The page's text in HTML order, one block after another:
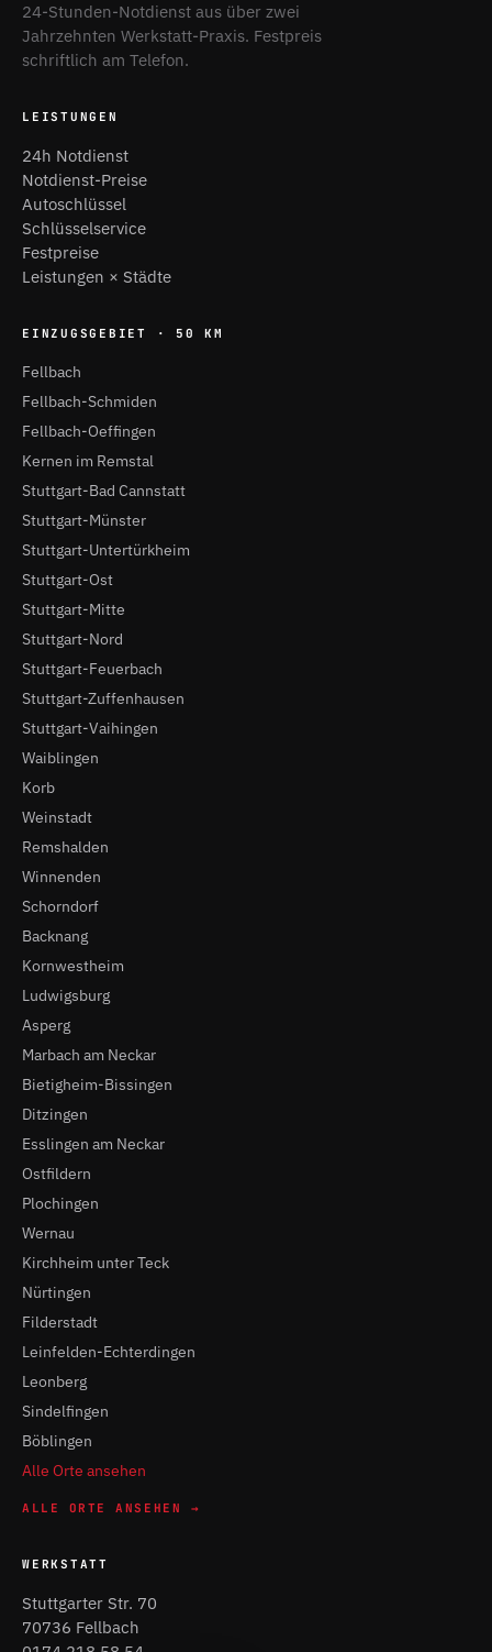
24-Stunden-Notdienst aus über zwei
Jahrzehnten Werkstatt-Praxis. Festpreis
schriftlich am Telefon.
LEISTUNGEN
24h Notdienst
Notdienst-Preise
Autoschlüssel
Schlüsselservice
Festpreise
Leistungen × Städte
EINZUGSGEBIET · 50 KM
Fellbach
Fellbach-Schmiden
Fellbach-Oeffingen
Kernen im Remstal
Stuttgart-Bad Cannstatt
Stuttgart-Münster
Stuttgart-Untertürkheim
Stuttgart-Ost
Stuttgart-Mitte
Stuttgart-Nord
Stuttgart-Feuerbach
Stuttgart-Zuffenhausen
Stuttgart-Vaihingen
Waiblingen
Korb
Weinstadt
Remshalden
Winnenden
Schorndorf
Backnang
Kornwestheim
Ludwigsburg
Asperg
Marbach am Neckar
Bietigheim-Bissingen
Ditzingen
Esslingen am Neckar
Ostfildern
Plochingen
Wernau
Kirchheim unter Teck
Nürtingen
Filderstadt
Leinfelden-Echterdingen
Leonberg
Sindelfingen
Böblingen
Alle Orte ansehen
ALLE ORTE ANSEHEN →
WERKSTATT
Stuttgarter Str. 70
70736 Fellbach